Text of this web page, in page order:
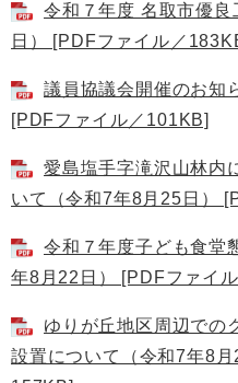
令和７年度 名取市優
日） [PDFファイル／
議員協議会開催のお知
[PDFファイル／101KB]
愛島塩手字滝沢山林内
いて（令和7年8月25日）
令和７年度子ども食堂
年8月22日） [PDFファイ
ゆりが丘地区周辺での
設置について（令和7年8